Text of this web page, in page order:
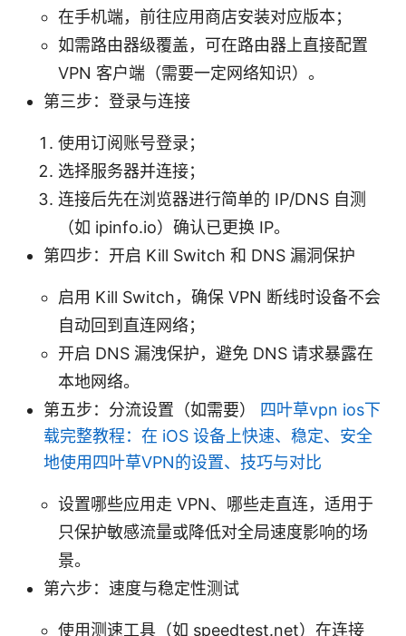
在手机端，前往应用商店安装对应版本；
如需路由器级覆盖，可在路由器上直接配置
VPN 客户端（需要一定网络知识）。
第三步：登录与连接
使用订阅账号登录；
选择服务器并连接；
连接后先在浏览器进行简单的 IP/DNS 自测
（如 ipinfo.io）确认已更换 IP。
第四步：开启 Kill Switch 和 DNS 漏洞保护
启用 Kill Switch，确保 VPN 断线时设备不会
自动回到直连网络；
开启 DNS 漏洩保护，避免 DNS 请求暴露在
本地网络。
第五步：分流设置（如需要） 四叶草vpn ios下
载完整教程：在 iOS 设备上快速、稳定、安全
地使用四叶草VPN的设置、技巧与对比
设置哪些应用走 VPN、哪些走直连，适用于
只保护敏感流量或降低对全局速度影响的场
景。
第六步：速度与稳定性测试
使用测速工具（如 speedtest.net）在连接